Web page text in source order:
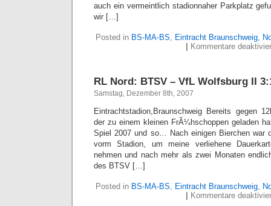
auch ein vermeintlich stadionnaher Parkplatz
wir […]
Posted in BS-MA-BS, Eintracht Braunschweig,
Kommentare
RL Nord: BTSV – VfL Wolfsburg II
Samstag, Dezember 8th, 2007
Eintrachtstadion,Braunschweig Bereits gegen
der zu einem kleinen FrÃ¼hschoppen geladen
Spiel 2007 und so… Nach einigen Bierchen war
vorm Stadion, um meine verliehene
nehmen und nach mehr als zwei Monaten
des BTSV […]
Posted in BS-MA-BS, Eintracht Braunschweig,
Kommentare